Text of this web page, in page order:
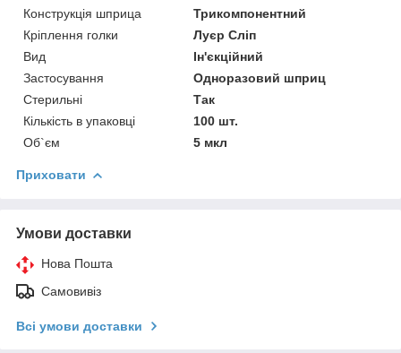
Конструкція шприца
Трикомпонентний
Кріплення голки
Луєр Сліп
Вид
Ін'єкційний
Застосування
Одноразовий шприц
Стерильні
Так
Кількість в упаковці
100 шт.
Об`єм
5 мкл
Приховати
Умови доставки
Нова Пошта
Самовивіз
Всі умови доставки